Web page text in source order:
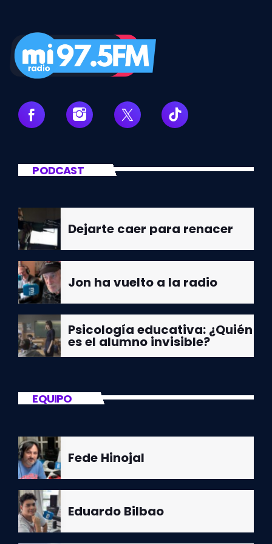
PODCAST
Dejarte caer para renacer
Jon ha vuelto a la radio
Psicología educativa: ¿Quién
es el alumno invisible?
EQUIPO
Fede Hinojal
Eduardo Bilbao